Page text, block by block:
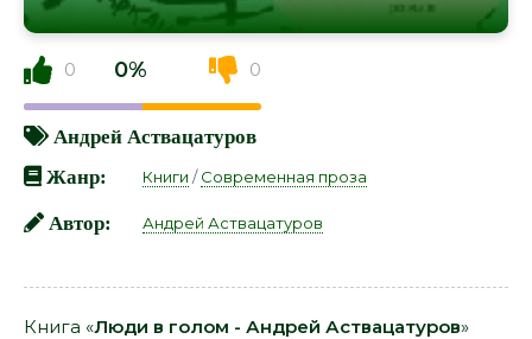
0 0% 0
Андрей Аствацатуров
Жанр:
Книги /Современная проза
Автор: Андрей Аствацатуров
Книга «Люди в голом - Андрей Аствацатуров»